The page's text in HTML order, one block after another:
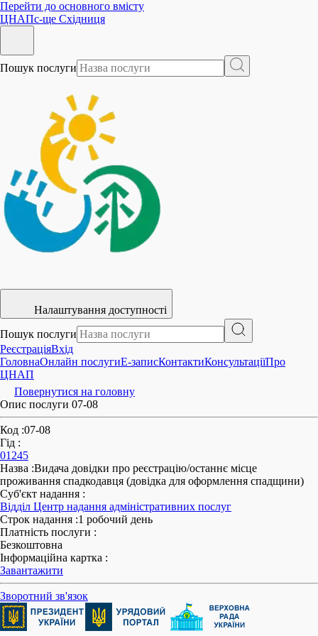
Перейти до основного вмісту
ЦНАПс-ще Східниця
Пошук послуги
Налаштування доступності
Пошук послуги
РеєстраціяВхід
ГоловнаОнлайн послугиE-записКонтактиКонсультаціїПро
ЦНАП
Повернутися на головну
Опис послуги 07-08
Код :07-08
Гід :
01245
Назва :Видача довідки про реєстрацію/останнє місце
проживання спадкодавця (довідка для оформлення спадщини)
Суб'єкт надання :
Відділ Центр надання адміністративних послуг
Строк надання :1 робочий день
Платність послуги :
Безкоштовна
Інформаційна картка :
Завантажити
Зворотний зв'язок